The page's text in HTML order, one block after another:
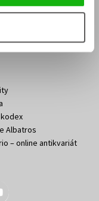
Albatros Media
Albatros
– online antikvariát